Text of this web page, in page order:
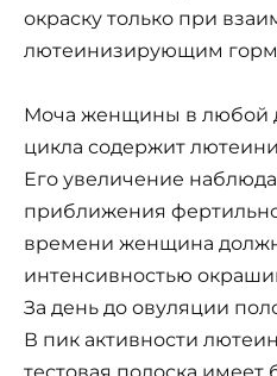
окраску только при
лютеинизирующим
Моча женщины в любой
цикла содержит
Его увеличение
приближения
времени женщина
интенсивностью
За день до овуляции
В пик активности